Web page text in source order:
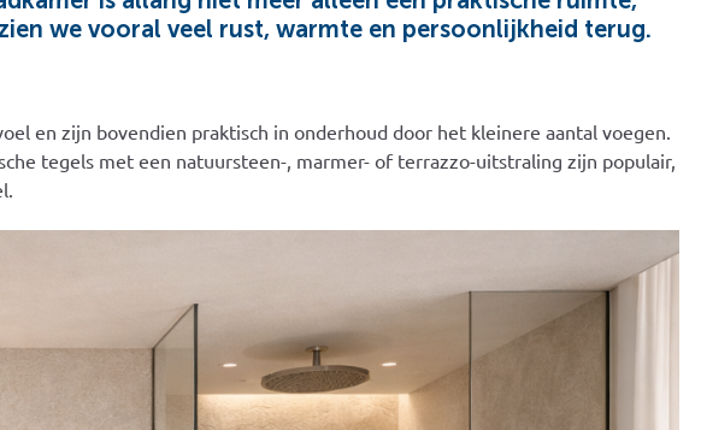
we vooral veel rust, warmte en persoonlijkheid terug.
en zijn bovendien praktisch in onderhoud door het kleinere aantal voegen.
tegels met een natuursteen-, marmer- of terrazzo-uitstraling zijn populair,